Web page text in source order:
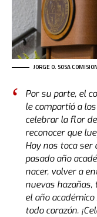
JORGE O. SOSA
Por su parte, el
le compartió a
celebrar la flor
reconocer que
Hoy nos toca ser
pasado año
nacer, volver a
nuevas
el año
todo corazón.